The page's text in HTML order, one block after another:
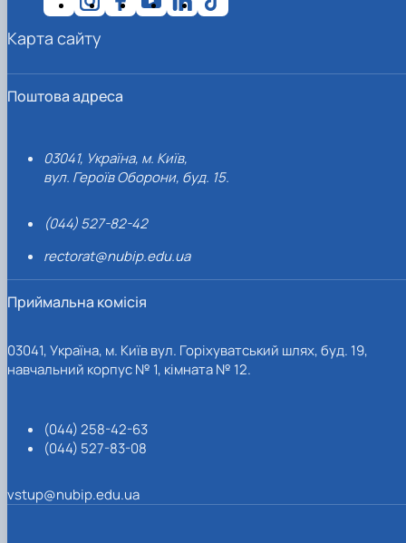
Поштова адреса
03041, Україна, м. Київ,
вул. Героїв Оборони, буд. 15.
(044) 527-82-42
rectorat@nubip.edu.ua
Приймальна комісія
03041, Україна, м. Київ вул. Горіхуватський шлях, буд. 19,
навчальний корпус № 1, кімната № 12.
(044) 258-42-63
(044) 527-83-08
vstup@nubip.edu.ua
Карта сайту